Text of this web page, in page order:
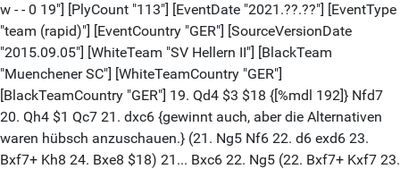
w - - 0 19"] [PlyCount "113"] [EventDate "2021.??.??"] [EventType
"team (rapid)"] [EventCountry "GER"] [SourceVersionDate
"2015.09.05"] [WhiteTeam "SV Hellern II"] [BlackTeam
"Muenchener SC"] [WhiteTeamCountry "GER"]
[BlackTeamCountry "GER"] 19. Qd4 $3 $18 {[%mdl 192]} Nfd7
20. Qh4 $1 Qc7 21. dxc6 {gewinnt auch, aber die Alternativen
waren hübsch anzuschauen.} (21. Ng5 Nf6 22. d6 exd6 23.
Bxf7+ Kh8 24. Bxe8 $18) 21... Bxc6 22. Ng5 (22. Bxf7+ Kxf7 23.